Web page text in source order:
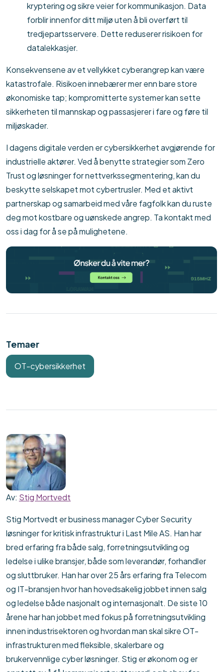
kryptering og sikre veier for kommunikasjon. Data
forblir innenfor ditt miljø uten å bli overført til
tredjepartsservere. Dette reduserer risikoen for
datalekkasjer.
Konsekvensene av et vellykket cyberangrep kan være
katastrofale. Risikoen innebærer mer enn bare store
økonomiske tap; kompromitterte systemer kan sette
sikkerheten til mannskap og passasjerer i fare og føre til
miljøskader.
I dagens digitale verden er cybersikkerhet avgjørende for
industrielle aktører. Ved å benytte strategier som Zero
Trust og løsninger for nettverkssegmentering, kan du
beskytte selskapet mot cybertrusler. Med et aktivt
partnerskap og samarbeid med våre fagfolk kan du ruste
deg mot kostbare og uønskede angrep. Ta kontakt med
oss i dag for å se på mulighetene.
Temaer
OT-cybersikkerhet
Av: Stig Mortvedt
Stig Mortvedt er business manager Cyber Security
løsninger for kritisk infrastruktur i Last Mile AS. Han har
bred erfaring fra både salg, forretningsutvikling og
ledelse i ulike bransjer, både som leverandør, forhandler
og sluttbruker. Han har over 25 års erfaring fra Telecom
og IT-bransjen hvor han hovedsakelig jobbet innen salg
og ledelse både nasjonalt og internasjonalt. De siste 10
årene har han jobbet med fokus på forretningsutvikling
innen industrisektoren og hvordan man skal sikre OT-
infrastrukturen med fleksible, skalerbare og
brukervennlige cyber løsninger. Stig er økonom og er